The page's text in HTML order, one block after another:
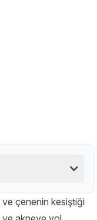
ve çenenin kesiştiği